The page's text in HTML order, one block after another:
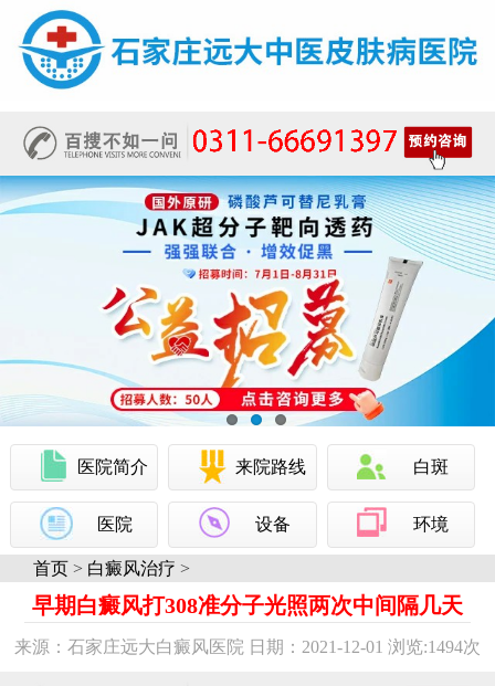
医院简介 来院路线 白斑
医院 设备 环境
首页 > 白癜风治疗 >
早期白癜风打308准分子光照两次中间隔几天
来源：石家庄远大白癜风医院 日期：2021-12-01 浏览:1494次